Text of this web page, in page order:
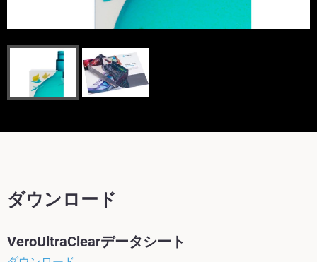
ダウンロード
VeroUltraClearデータシート